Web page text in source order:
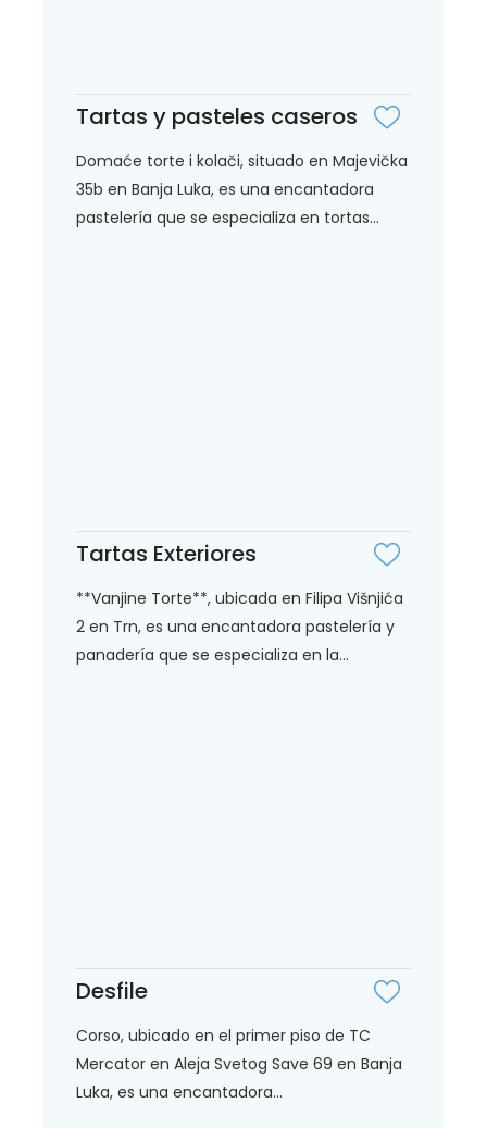
Tartas y pasteles caseros
Domaće torte i kolači, situado en Majevička
35b en Banja Luka, es una encantadora
pastelería que se especializa en tortas...
Tartas Exteriores
**Vanjine Torte**, ubicada en Filipa Višnjića
2 en Trn, es una encantadora pastelería y
panadería que se especializa en la...
Desfile
Corso, ubicado en el primer piso de TC
Mercator en Aleja Svetog Save 69 en Banja
Luka, es una encantadora...